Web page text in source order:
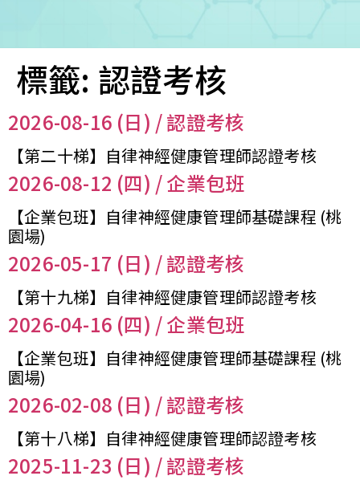
標籤: 認證考核
2026-08-16 (日) / 認證考核
【第二十梯】自律神經健康管理師認證考核
2026-08-12 (四) / 企業包班
【企業包班】自律神經健康管理師基礎課程 (桃
園場)
2026-05-17 (日) / 認證考核
【第十九梯】自律神經健康管理師認證考核
2026-04-16 (四) / 企業包班
【企業包班】自律神經健康管理師基礎課程 (桃
園場)
2026-02-08 (日) / 認證考核
【第十八梯】自律神經健康管理師認證考核
2025-11-23 (日) / 認證考核
您已成功送出會員申請
您好，您的會員申請，已成功送出，經本協會理事
會審核通過後即通知您進行繳費，繳費資訊如下
——
【會費】
個人會員:
入會費新臺幣1200元，於會員入會時繳納；常年會
費1200元，於每年度繳納。
團體會員:
入會費新臺幣3000元，於會員入會時繳納；常年會
費3000元，於每年度繳納。
戶名: 社團法人台灣自律神經健康培訓暨發展協會
帳號: 003-03-501566-2
銀行: (013) 國泰世華 南京東路分行